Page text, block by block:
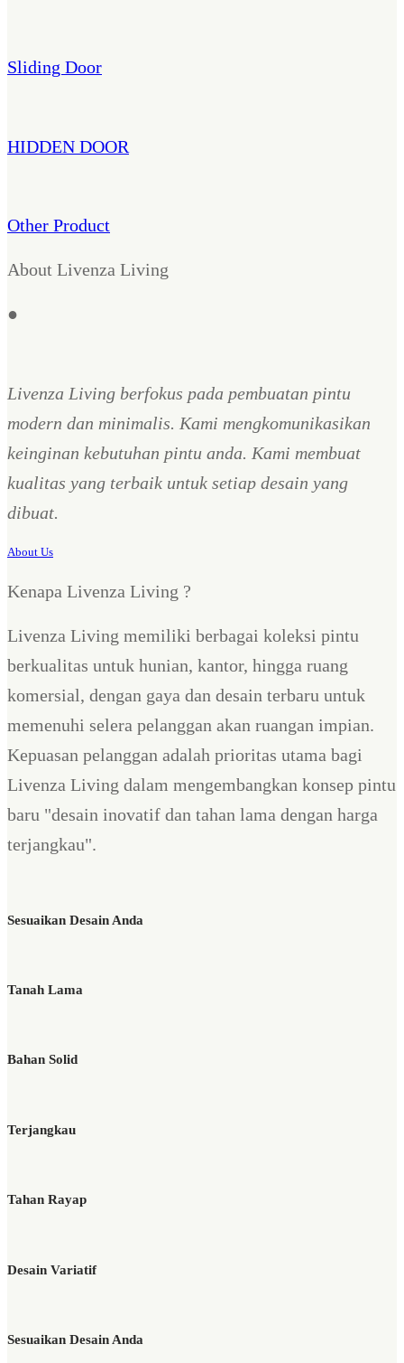
Sliding Door
HIDDEN DOOR
Other Product
About Livenza Living
●
Livenza Living berfokus pada pembuatan pintu
modern dan minimalis. Kami mengkomunikasikan
keinginan kebutuhan pintu anda. Kami membuat
kualitas yang terbaik untuk setiap desain yang
dibuat.
About Us
Kenapa Livenza Living ?
Livenza Living memiliki berbagai koleksi pintu
berkualitas untuk hunian, kantor, hingga ruang
komersial, dengan gaya dan desain terbaru untuk
memenuhi selera pelanggan akan ruangan impian.
Kepuasan pelanggan adalah prioritas utama bagi
Livenza Living dalam mengembangkan konsep pintu
baru "desain inovatif dan tahan lama dengan harga
terjangkau".
Sesuaikan Desain Anda
Tanah Lama
Bahan Solid
Terjangkau
Tahan Rayap
Desain Variatif
Sesuaikan Desain Anda